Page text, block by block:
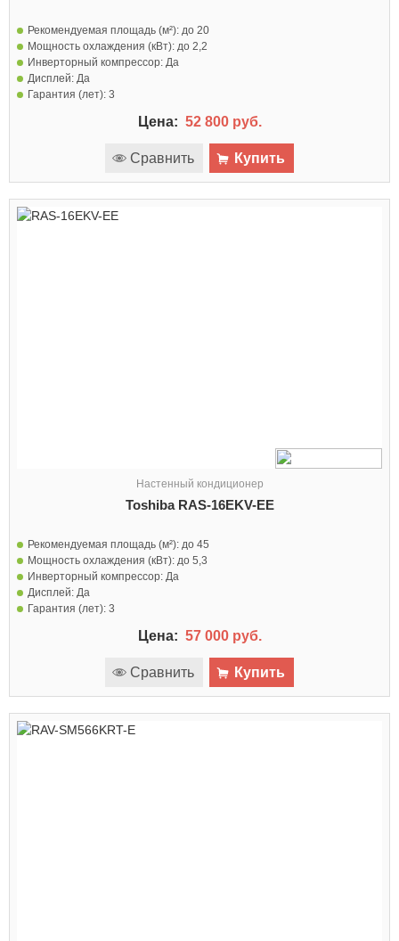
Рекомендуемая площадь (м²): до 20
Мощность охлаждения (кВт): до 2,2
Инверторный компрессор: Да
Дисплей: Да
Гарантия (лет): 3
Цена: 52 800 руб.
Сравнить Купить
Настенный кондиционер
Toshiba RAS-16EKV-EE
Рекомендуемая площадь (м²): до 45
Мощность охлаждения (кВт): до 5,3
Инверторный компрессор: Да
Дисплей: Да
Гарантия (лет): 3
Цена: 57 000 руб.
Сравнить Купить